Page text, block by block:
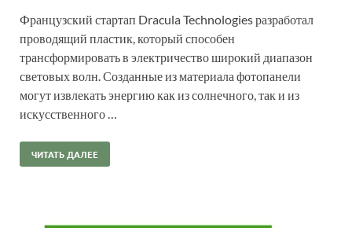
Французский стартап Dracula Technologies разработал
проводящий пластик, который способен
трансформировать в электричество широкий диапазон
световых волн. Созданные из материала фотопанели
могут извлекать энергию как из солнечного, так и из
искусственного …
ЧИТАТЬ ДАЛЕЕ